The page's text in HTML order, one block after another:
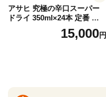
アサヒ 究極の辛口スーパー
ドライ 350ml×24本 定番 ビー
ル 缶ビール 酒 お酒 アルコー
15,000円